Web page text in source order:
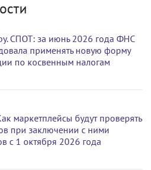
СПОТ: за июнь 2026 года ФНС
применять новую форму
по косвенным налогам
маркетплейсы будут проверять
при заключении с ними
с 1 октября 2026 года